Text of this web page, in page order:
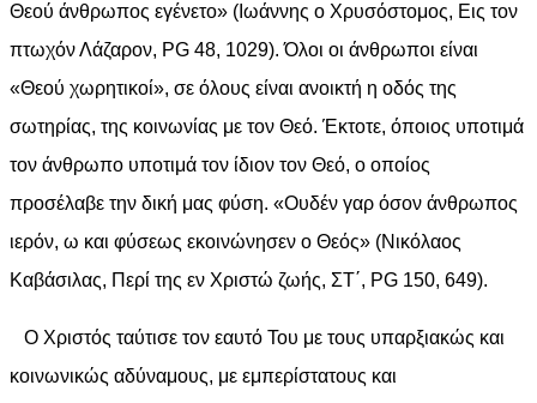
Θεού άνθρωπος εγένετο» (Ιωάννης ο Χρυσόστομος, Εις τον
πτωχόν Λάζαρον, PG 48, 1029). Όλοι οι άνθρωποι είναι
«Θεού χωρητικοί», σε όλους είναι ανοικτή η οδός της
σωτηρίας, της κοινωνίας με τον Θεό. Έκτοτε, όποιος υποτιμά
τον άνθρωπο υποτιμά τον ίδιον τον Θεό, ο οποίος
προσέλαβε την δική μας φύση. «Ουδέν γαρ όσον άνθρωπος
ιερόν, ω και φύσεως εκοινώνησεν ο Θεός» (Νικόλαος
Καβάσιλας, Περί της εν Χριστώ ζωής, ΣΤ΄, PG 150, 649).
Ο Χριστός ταύτισε τον εαυτό Του με τους υπαρξιακώς και
κοινωνικώς αδύναμους, με εμπερίστατους και